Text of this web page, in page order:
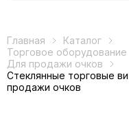
Главная
Каталог
Торговое
Для продажи очков
Стеклянные торговые
продажи очков